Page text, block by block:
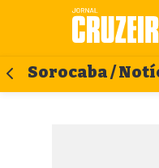
Sorocaba /